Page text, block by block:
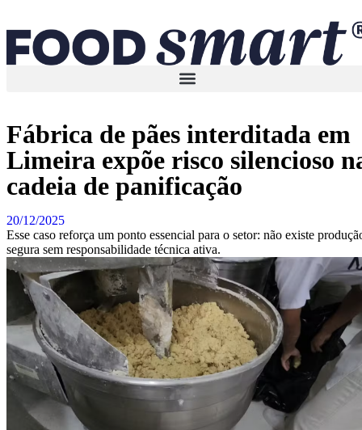
Fábrica de pães interditada em
Limeira expõe risco silencioso
cadeia de panificação
20/12/2025
Esse caso reforça um ponto essencial para o setor: não existe
segura sem responsabilidade técnica ativa.